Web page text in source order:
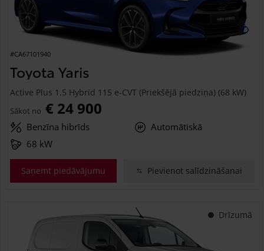
#CA67101940
Toyota Yaris
Active Plus 1.5 Hybrid 115 e-CVT (Priekšējā piedziņa) (68 kW)
Sākot no € 24 900
Benzīna hibrīds
Automātiskā
68 kW
Saņemt piedāvājumu Pievienot salīdzināšanai
Drīzumā